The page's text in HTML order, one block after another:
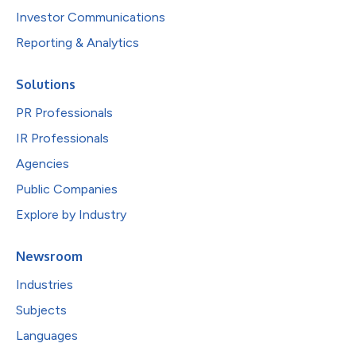
Investor Communications
Reporting & Analytics
Solutions
PR Professionals
IR Professionals
Agencies
Public Companies
Explore by Industry
Newsroom
Industries
Subjects
Languages